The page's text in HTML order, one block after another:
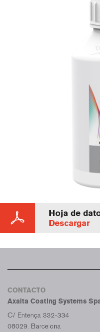
Hoja de
Descargar
CONTACTO
Axalta Coating Systems
C/ Entença 332-334
08029. Barcelona